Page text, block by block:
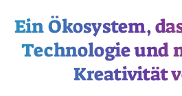
Ein Ökosystem,
Technologie und
Kreativität